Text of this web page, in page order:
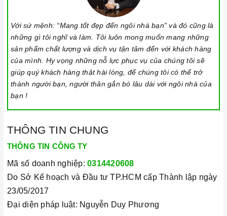
Bật bếp bằng cách chạm vào nút bật/ tắt trên bảng điều
khiển, và thao tác trượt để tăng giảm công suất/ nhiệt độ/
thời gian.
Đặt công suất/ nhiệt độ/ hẹn giờ và chế độ nấu Booster theo
hướng dẫn sử dụng.
Khóa trẻ em: sử dụng để bảo đảm an toàn nếu nhà có trẻ em
trình nấu. Tất cả các nút sẽ bị khóa và chương trình nấu vẫn
sẽ tiếp tục chạy khi sử dụng tính năng này. Để kích hoạt
giây cho đến khi có tín hiệu thông báo.
Lưu ý vệ sinh và bảo quản bếp
Luôn dùng khăn mềm và khô để vệ sinh mặt bếp, chú ý lau
Với sứ mệnh: “Mang tốt đẹp đến ngôi nhà bạn” và đó cũng là
những gì tôi nghĩ và làm. Tôi luôn mong muốn mang những
sản phẩm chất lượng và dịch vụ tận tâm đến với khách hàng
của mình. Hy vọng những nỗ lực phục vụ của chúng tôi sẽ
giúp quý khách hàng thật hài lòng, để chúng tôi có thể trở
thành người bạn, người thân gắn bó lâu dài với ngôi nhà của
bạn !
THÔNG TIN CHUNG
THÔNG TIN CÔNG TY
Mã số doanh nghiệp: 0314420608
Do Sở Kế hoạch và Đầu tư TP.HCM cấp Thành lập ngày
23/05/2017
Đại diện pháp luật: Nguyễn Duy Phương